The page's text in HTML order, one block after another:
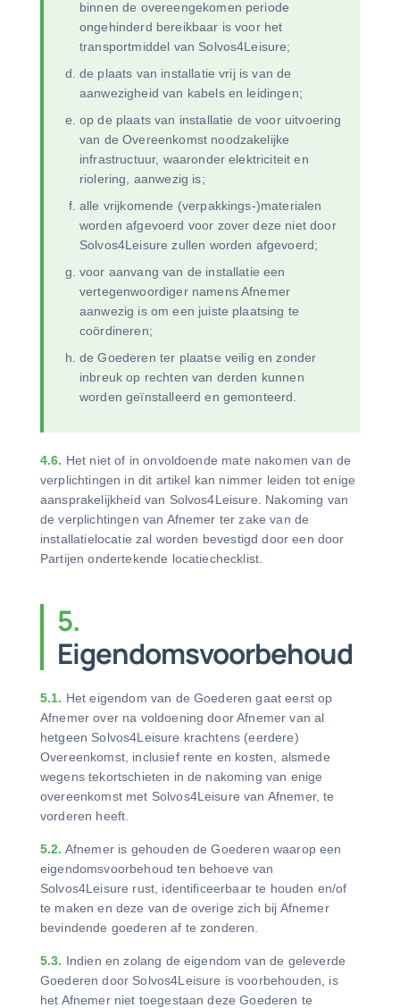
binnen de overeengekomen periode
ongehinderd bereikbaar is voor het
transportmiddel van Solvos4Leisure;
de plaats van installatie vrij is van de
aanwezigheid van kabels en leidingen;
op de plaats van installatie de voor uitvoering
van de Overeenkomst noodzakelijke
infrastructuur, waaronder elektriciteit en
riolering, aanwezig is;
alle vrijkomende (verpakkings-)materialen
worden afgevoerd voor zover deze niet door
Solvos4Leisure zullen worden afgevoerd;
voor aanvang van de installatie een
vertegenwoordiger namens Afnemer
aanwezig is om een juiste plaatsing te
coördineren;
de Goederen ter plaatse veilig en zonder
inbreuk op rechten van derden kunnen
worden geïnstalleerd en gemonteerd.
4.6. Het niet of in onvoldoende mate nakomen van de
verplichtingen in dit artikel kan nimmer leiden tot enige
aansprakelijkheid van Solvos4Leisure. Nakoming van
de verplichtingen van Afnemer ter zake van de
installatielocatie zal worden bevestigd door een door
Partijen ondertekende locatiechecklist.
5.
Eigendomsvoorbehoud
5.1. Het eigendom van de Goederen gaat eerst op
Afnemer over na voldoening door Afnemer van al
hetgeen Solvos4Leisure krachtens (eerdere)
Overeenkomst, inclusief rente en kosten, alsmede
wegens tekortschieten in de nakoming van enige
overeenkomst met Solvos4Leisure van Afnemer, te
vorderen heeft.
5.2. Afnemer is gehouden de Goederen waarop een
eigendomsvoorbehoud ten behoeve van
Solvos4Leisure rust, identificeerbaar te houden en/of
te maken en deze van de overige zich bij Afnemer
bevindende goederen af te zonderen.
5.3. Indien en zolang de eigendom van de geleverde
Goederen door Solvos4Leisure is voorbehouden, is
het Afnemer niet toegestaan deze Goederen te